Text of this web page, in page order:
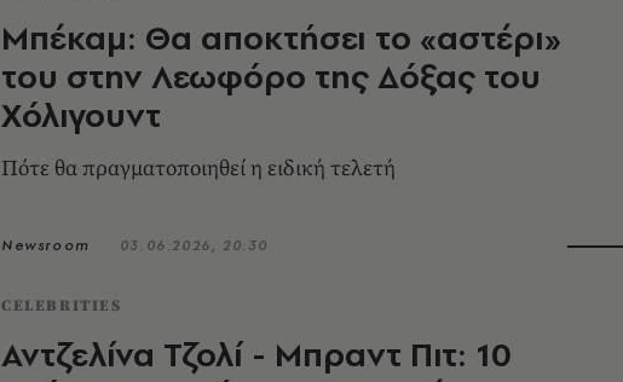
Μπέκαμ: Θα αποκτήσει το «αστέρι»
του στην Λεωφόρο της Δόξας του
Χόλιγουντ
Πότε θα πραγματοποιηθεί η ειδική τελετή
Newsroom 03.06.2026, 20:30
CELEBRITIES
Αντζελίνα Τζολί - Μπραντ Πιτ: 10